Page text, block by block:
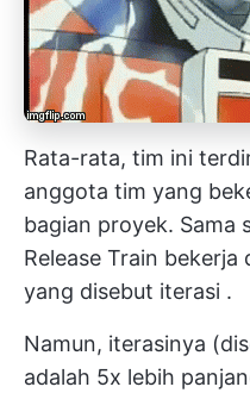
Rata-rata, tim ini
anggota tim yang
bagian proyek. Sama
Release Train
yang disebut iterasi .
Namun, iterasinya
adalah 5x lebih